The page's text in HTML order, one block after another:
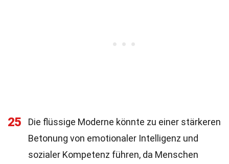
25
Die flüssige Moderne könnte zu einer stärkeren
Betonung von emotionaler Intelligenz und
sozialer Kompetenz führen, da Menschen